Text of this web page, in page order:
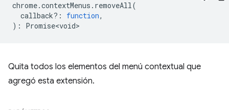
chrome.contextMenus . removeAll(
callback? : function,
) : Promise<void>
Quita todos los elementos del menú contextual que
agregó esta extensión.